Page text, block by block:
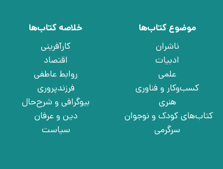
موضوع کتاب‌ها
ناشران
ادبیات
علمی
کسب‌وکار و فناوری
هنری
کتاب‌های کودک و نوجوان
سرگرمی
خلاصه کتاب‌ها
کارآفرینی
اقتصاد
روابط عاطفی
فرزندپروری
بیوگرافی و شرح‌حال
دین و عرفان
سیاست